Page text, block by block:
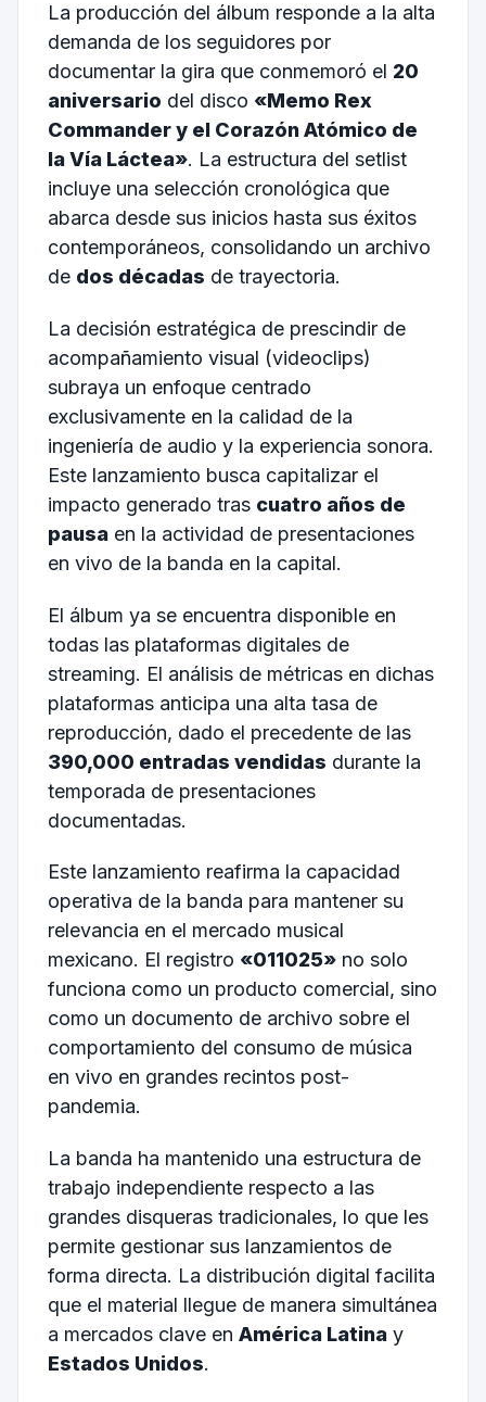
La producción del álbum responde a la alta
demanda de los seguidores por
documentar la gira que conmemoró el 20
aniversario del disco «Memo Rex
Commander y el Corazón Atómico de
la Vía Láctea». La estructura del setlist
incluye una selección cronológica que
abarca desde sus inicios hasta sus éxitos
contemporáneos, consolidando un archivo
de dos décadas de trayectoria.
La decisión estratégica de prescindir de
acompañamiento visual (videoclips)
subraya un enfoque centrado
exclusivamente en la calidad de la
ingeniería de audio y la experiencia sonora.
Este lanzamiento busca capitalizar el
impacto generado tras cuatro años de
pausaen la actividad de presentaciones
en vivo de la banda en la capital.
El álbum ya se encuentra disponible en
todas las plataformas digitales de
streaming. El análisis de métricas en dichas
plataformas anticipa una alta tasa de
reproducción, dado el precedente de las
390,000 entradas vendidas durante la
temporada de presentaciones
documentadas.
Este lanzamiento reafirma la capacidad
operativa de la banda para mantener su
relevancia en el mercado musical
mexicano. El registro «011025»no solo
funciona como un producto comercial, sino
como un documento de archivo sobre el
comportamiento del consumo de música
en vivo en grandes recintos post-
pandemia.
La banda ha mantenido una estructura de
trabajo independiente respecto a las
grandes disqueras tradicionales, lo que les
permite gestionar sus lanzamientos de
forma directa. La distribución digital facilita
que el material llegue de manera simultánea
a mercados clave en América Latinay
Estados Unidos.